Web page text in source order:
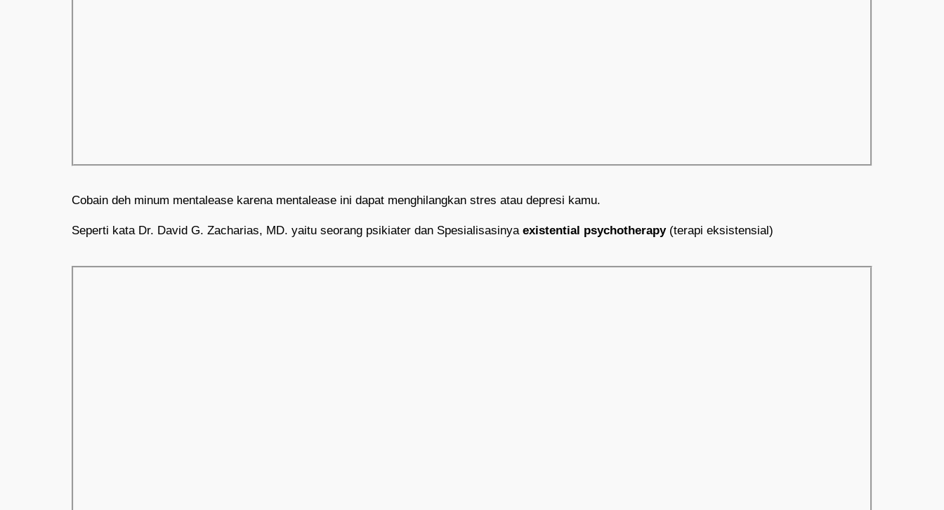
Cobain deh minum mentalease karena mentalease ini dapat menghilangkan stres atau depresi kamu.
Seperti kata Dr. David G. Zacharias, MD. yaitu seorang psikiater dan Spesialisasinya existential psychotherapy(terapi eksistensial)